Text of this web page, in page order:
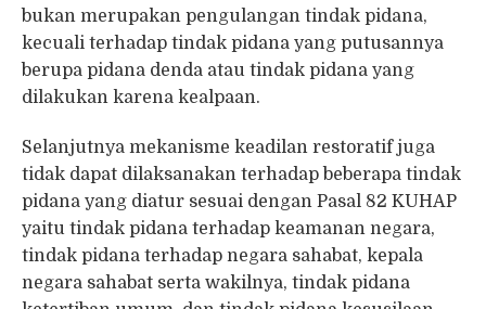
bukan merupakan pengulangan tindak pidana,
kecuali terhadap tindak pidana yang putusannya
berupa pidana denda atau tindak pidana yang
dilakukan karena kealpaan.
Selanjutnya mekanisme keadilan restoratif juga
tidak dapat dilaksanakan terhadap beberapa tindak
pidana yang diatur sesuai dengan Pasal 82 KUHAP
yaitu tindak pidana terhadap keamanan negara,
tindak pidana terhadap negara sahabat, kepala
negara sahabat serta wakilnya, tindak pidana